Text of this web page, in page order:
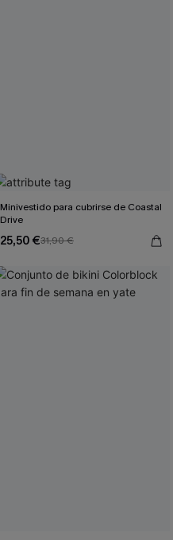
Minivestido para cubrirse de Coastal
Drive
25,50 €31,90 €